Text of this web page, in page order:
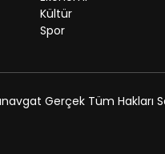
Kültür
Spor
Gerçek Tüm Hakları